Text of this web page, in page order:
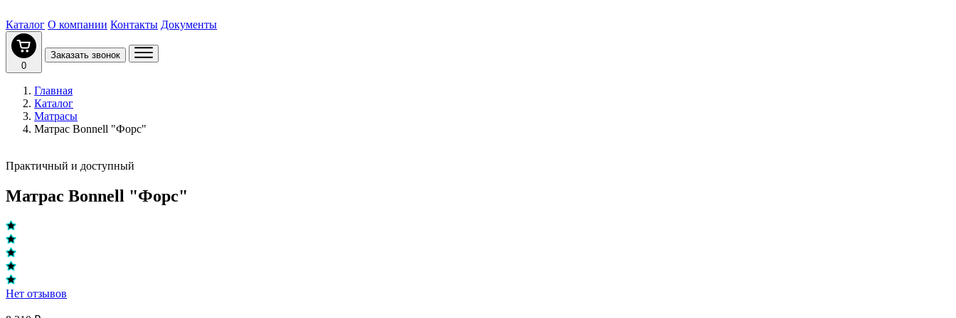
Каталог О компании Контакты Документы
0
Заказать звонок
Главная
Каталог
Матрасы
Матрас Bonnell "Форс"
Практичный и доступный
Матрас Bonnell "Форс"
Нет отзывов